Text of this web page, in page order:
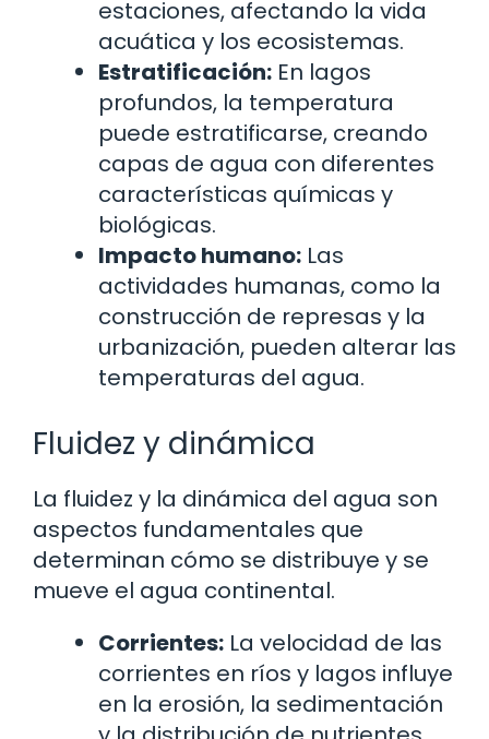
estaciones, afectando la vida
acuática y los ecosistemas.
Estratificación: En lagos
profundos, la temperatura
puede estratificarse, creando
capas de agua con diferentes
características químicas y
biológicas.
Impacto humano: Las
actividades humanas, como la
construcción de represas y la
urbanización, pueden alterar las
temperaturas del agua.
Fluidez y dinámica
La fluidez y la dinámica del agua son
aspectos fundamentales que
determinan cómo se distribuye y se
mueve el agua continental.
Corrientes: La velocidad de las
corrientes en ríos y lagos influye
en la erosión, la sedimentación